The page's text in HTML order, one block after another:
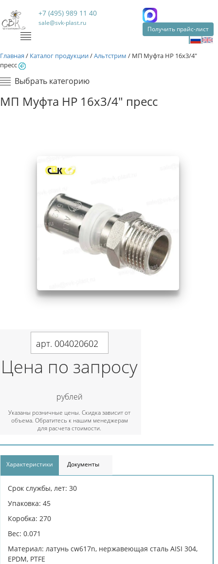
+7 (495) 989 11 40
sale@svk-plast.ru
Получить прайс-лист
Главная / Каталог продукции/Альтстрим / МП Муфта НР 16х3/4"
пресс
Выбрать категорию
МП Муфта НР 16х3/4" пресс
арт. 004020602
Цена по запросу
рублей
Указаны розничные цены. Скидка зависит от
объема. Обратитесь к нашим менеджерам
для расчета стоимости.
Характеристики Документы
Срок службы, лет: 30
Упаковка: 45
Коробка: 270
Вес: 0.071
Материал: латунь cw617n, нержавеющая сталь AISI 304,
EPDM, PTFE